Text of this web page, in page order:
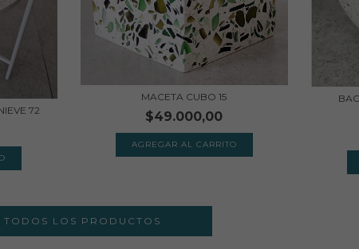
72
MACETA CUBO 15
$49.000,00
AGREGAR AL CARRITO
TODOS LOS PRODUCTOS